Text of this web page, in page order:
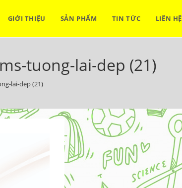
GIỚI THIỆU SẢN PHẨM TIN TỨC LIÊN HỆ
tuong-lai-dep (21)
lai-dep (21)